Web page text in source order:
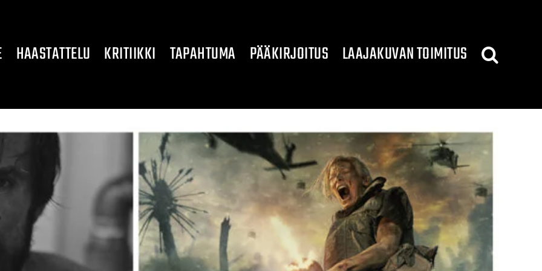
HAASTATTELU KRITIIKKI TAPAHTUMA PÄÄKIRJOITUS LAAJAKUVAN TOIMITUS